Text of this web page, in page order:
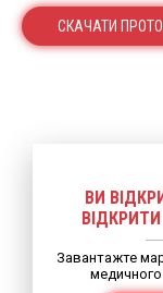
СКАЧАТИ
ВИ
Завантажте